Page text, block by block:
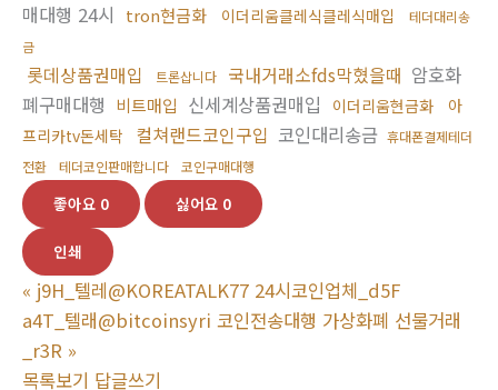
매대행 24시
tron현금화 이더리움클레식클레식매입
테더대리송
금
롯데상품권매입 트론삽니다 국내거래소fds막혔을때 암호화
폐구매대행 비트매입 신세계상품권매입 이더리움현금화
아
프리카tv돈세탁
컬쳐랜드코인구입 코인대리송금 휴대폰결제테더
전환
테더코인판매합니다 코인구매대행
좋아요 0 싫어요 0
인쇄
« j9H_텔레@KOREATALK77 24시코인업체_d5F
a4T_텔래@bitcoinsyri 코인전송대행 가상화폐 선물거래
_r3R »
목록보기 답글쓰기